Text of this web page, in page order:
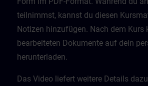
teilnimmst, kannst du diesen
Notizen hinzufügen. Nach dem Kurs
bearbeiteten Dokumente auf dein
herunterladen.
Das Video liefert weitere Details